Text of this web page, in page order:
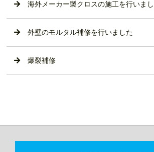
海外メーカー製クロスの施工を行いま
外壁のモルタル補修を行いました
爆裂補修